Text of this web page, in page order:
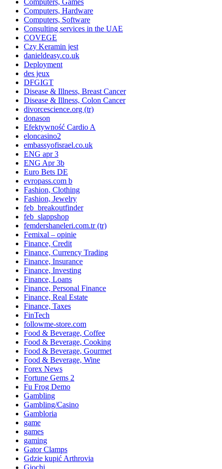
Computers, Games
Computers, Hardware
Computers, Software
Consulting services in the UAE
COVEGE
Czy Keramin jest
danieldeasy.co.uk
Deployment
des jeux
DFGIGT
Disease & Illness, Breast Cancer
Disease & Illness, Colon Cancer
divorcescience.org (tr)
donason
Efektywność Cardio A
eloncasino2
embassyofisrael.co.uk
ENG apr 3
ENG Apr 3b
Euro Bets DE
evropass.com b
Fashion, Clothing
Fashion, Jewelry
feb_breakoutfinder
feb_slappshop
femdershaneleri.com.tr (tr)
Femixal – opinie
Finance, Credit
Finance, Currency Trading
Finance, Insurance
Finance, Investing
Finance, Loans
Finance, Personal Finance
Finance, Real Estate
Finance, Taxes
FinTech
followme-store.com
Food & Beverage, Coffee
Food & Beverage, Cooking
Food & Beverage, Gourmet
Food & Beverage, Wine
Forex News
Fortune Gems 2
Fu Frog Demo
Gambling
Gambling/Casino
Gambloria
game
games
gaming
Gator Clamps
Gdzie kupić Arthrovia